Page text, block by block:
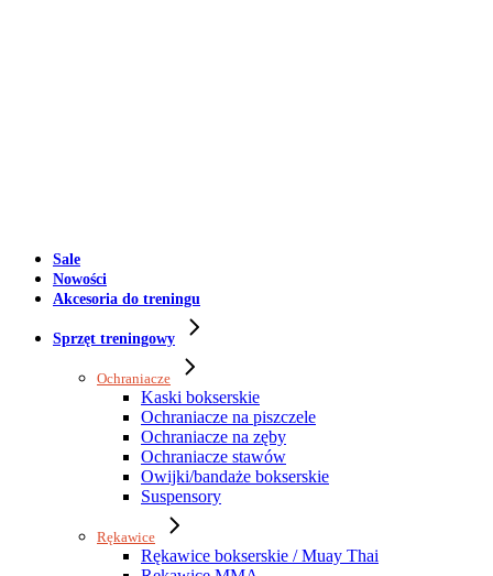
Sale
Nowości
Akcesoria do treningu
Sprzęt treningowy
Ochraniacze
Kaski bokserskie
Ochraniacze na piszczele
Ochraniacze na zęby
Ochraniacze stawów
Owijki/bandaże bokserskie
Suspensory
Rękawice
Rękawice bokserskie / Muay Thai